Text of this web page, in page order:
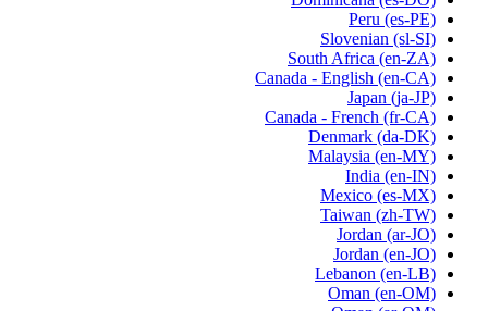
Peru (es-PE)
Slovenian (sl-SI)
South Africa (en-ZA)
Canada - English (en-CA)
Japan (ja-JP)
Canada - French (fr-CA)
Denmark (da-DK)
Malaysia (en-MY)
India (en-IN)
Mexico (es-MX)
Taiwan (zh-TW)
Jordan (ar-JO)
Jordan (en-JO)
Lebanon (en-LB)
Oman (en-OM)